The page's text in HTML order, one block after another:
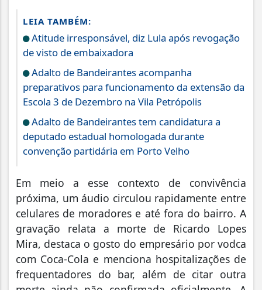
LEIA TAMBÉM:
Atitude irresponsável, diz Lula após revogação
de visto de embaixadora
Adalto de Bandeirantes acompanha
preparativos para funcionamento da extensão da
Escola 3 de Dezembro na Vila Petrópolis
Adalto de Bandeirantes tem candidatura a
deputado estadual homologada durante
convenção partidária em Porto Velho
Em meio a esse contexto de convivência
próxima, um áudio circulou rapidamente entre
celulares de moradores e até fora do bairro. A
gravação relata a morte de Ricardo Lopes
Mira, destaca o gosto do empresário por vodca
com Coca-Cola e menciona hospitalizações de
frequentadores do bar, além de citar outra